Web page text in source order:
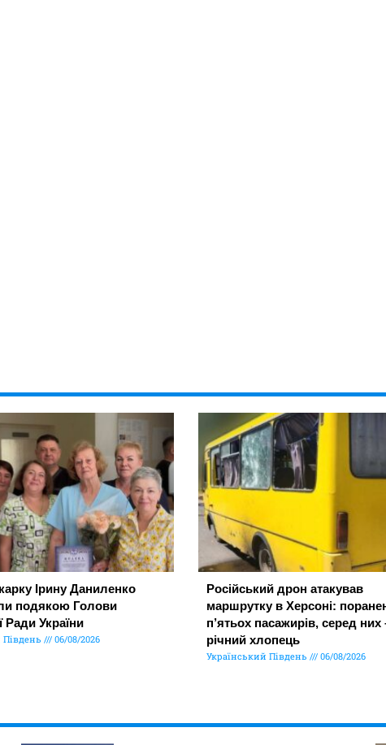
Ірину Даниленко
подякою Голови
Ради України
Південь 06/08/2026
Російський дрон атакував
маршрутку в Херсоні:
п’ятьох пасажирів, серед них
річний хлопець
Український Південь 06/08/2026